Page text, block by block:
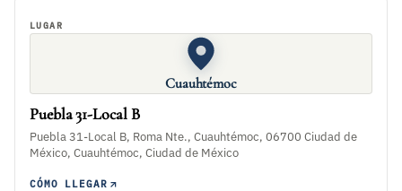
LUGAR
Cuauhtémoc
Puebla 31-Local B
Puebla 31-Local B, Roma Nte., Cuauhtémoc, 06700 Ciudad de
México, Cuauhtémoc, Ciudad de México
CÓMO LLEGAR